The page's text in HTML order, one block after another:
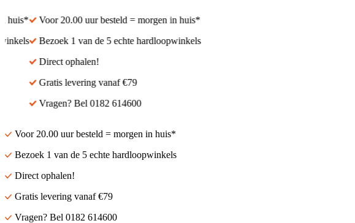
huis*
Voor 20.00 uur besteld = morgen in huis*
Bezoek 1 van de 5 echte hardloopwinkels
Direct ophalen!
Gratis levering vanaf €79
Vragen? Bel 0182 614600
Voor 20.00 uur besteld = morgen in huis*
Bezoek 1 van de 5 echte hardloopwinkels
Direct ophalen!
Gratis levering vanaf €79
Vragen? Bel 0182 614600